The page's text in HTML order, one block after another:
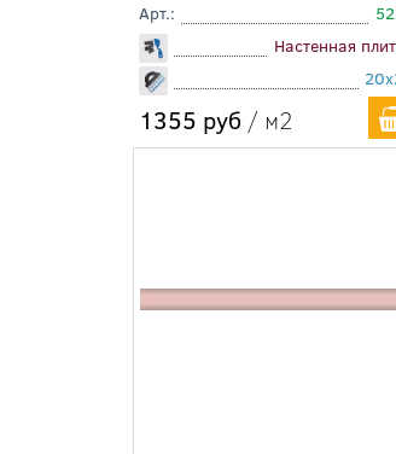
Арт.:
Настенная
1355 руб / м2